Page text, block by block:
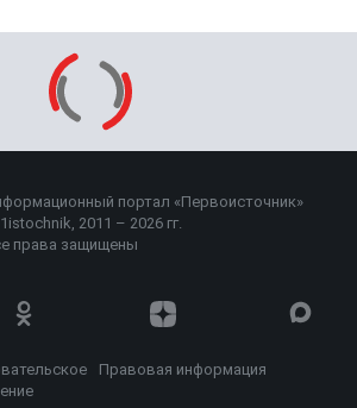
портал «Первоисточник»
2011 – 2026 гг.
права защищены
Правовая информация